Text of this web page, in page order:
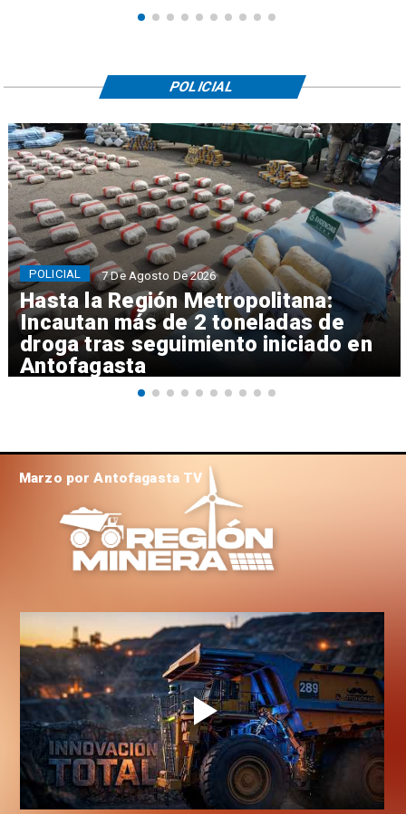
Hasta la Región Metropolitana:
Incautan más de 2 toneladas de
droga tras seguimiento iniciado en
Antofagasta
POLICIAL 7 De Agosto De 2026
POLICIAL
Marzo por Antofagasta TV